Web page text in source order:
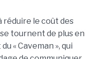
réduire le coût des
tournent de plus en
« Caveman », qui